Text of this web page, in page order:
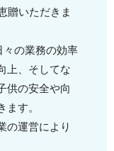
贈いただきま
の業務の効率
上、そしてな
供の安全や向
す。
の運営により